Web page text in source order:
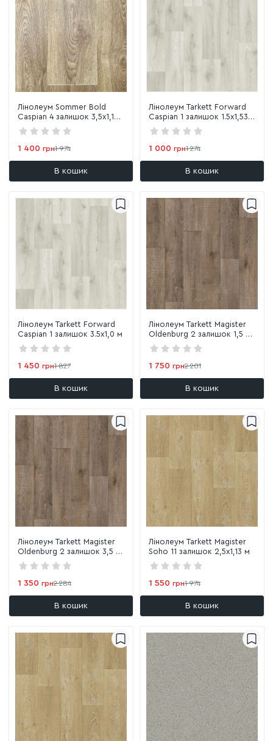
Лінолеум Sommer Bold
Caspian 4 залишок 3,5х1,18
м
1 400 грн1 974
В кошик
Лінолеум Tarkett Forward
Caspian 1 залишок 1.5х1,53
м
1 000 грн1 274
В кошик
Лінолеум Tarkett Forward
Caspian 1 залишок 3.5х1,0 м
1 450 грн1 827
В кошик
Лінолеум Tarkett Magister
Oldenburg 2 залишок 1,5 х
2,1 м
1 750 грн2 201
В кошик
Лінолеум Tarkett Magister
Oldenburg 2 залишок 3,5 х
0,96 м
1 350 грн2 284
В кошик
Лінолеум Tarkett Magister
Soho 11 залишок 2,5х1,13 м
1 550 грн1 974
В кошик